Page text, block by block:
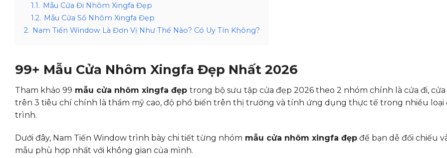
1.1. Mẫu Cửa Đi Nhôm Xingfa Đẹp
1.2. Mẫu Cửa Sổ Nhôm Xingfa Đẹp
2. Nam Tiến Window Là Đơn Vị Như Thế Nào? Có Uy Tín Không?
99+ Mẫu Cửa Nhôm Xingfa Đẹp Nhất 2026
Tham khảo 99 mẫu cửa nhôm xingfa đẹp trong bộ sưu tập cửa đẹp 2026 theo 2 nhóm chính là cửa đi, cửa
trên 3 tiêu chí chính là thẩm mỹ cao, độ phổ biến trên thị trường và tính ứng dụng thực tế trong nhiều loại
trình.
Dưới đây, Nam Tiến Window trình bày chi tiết từng nhóm mẫu cửa nhôm xingfa đẹp để bạn dễ đối chiếu
mẫu phù hợp nhất với không gian của mình.